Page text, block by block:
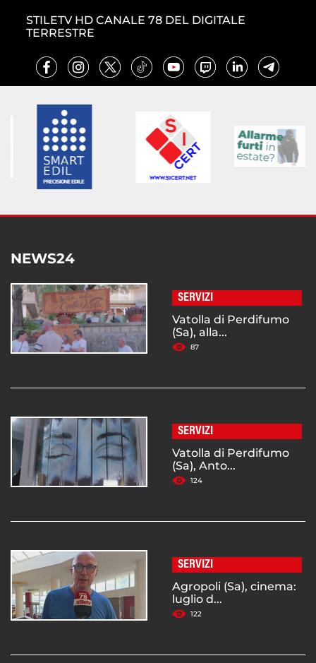
STILETV HD CANALE 78 DEL DIGITALE
TERRESTRE
NEWS24
SERVIZI
Vatolla di Perdifumo
(Sa), alla...
87
SERVIZI
Vatolla di Perdifumo
(Sa), Anto...
124
SERVIZI
Agropoli (Sa), cinema:
luglio d...
122